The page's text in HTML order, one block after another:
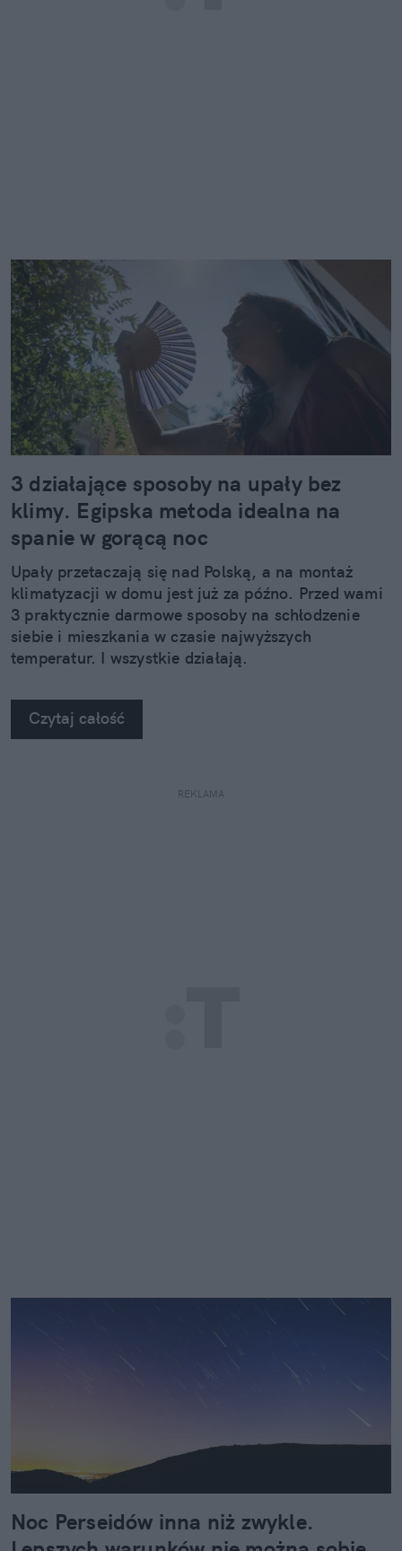
3 działające sposoby na upały bez
klimy. Egipska metoda idealna na
spanie w gorącą noc
Upały przetaczają się nad Polską, a na montaż
klimatyzacji w domu jest już za późno. Przed wami
3 praktycznie darmowe sposoby na schłodzenie
siebie i mieszkania w czasie najwyższych
temperatur. I wszystkie działają.
Czytaj całość
REKLAMA
Noc Perseidów inna niż zwykle.